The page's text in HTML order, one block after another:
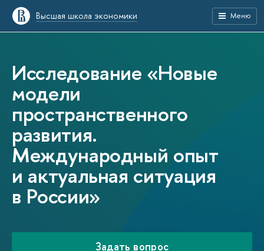
Высшая школа экономики Меню
Исследование «Новые
модели
пространственного
развития.
Международный опыт
и актуальная ситуация
в России»
Задать вопрос